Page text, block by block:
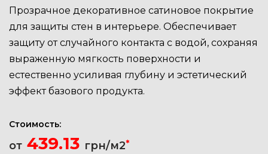
Прозрачное декоративное сатиновое покрытие
для защиты стен в интерьере. Обеспечивает
защиту от случайного контакта с водой, сохраняя
выраженную мягкость поверхности и
естественно усиливая глубину и эстетический
эффект базового продукта.
Стоимость:
от 439.13 грн/м2*